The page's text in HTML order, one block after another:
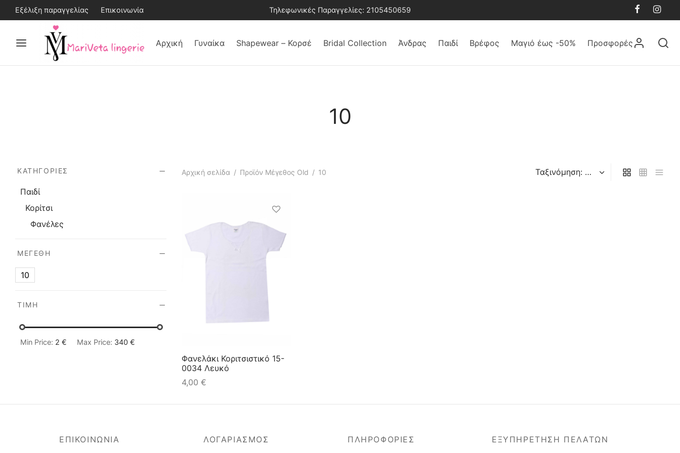
Εξέλιξη παραγγελίας Επικοινωνία Τηλεφωνικές Παραγγελίες: 2105450659
Αρχική Γυναίκα Shapewear – Κορσέ Bridal Collection Άνδρας Παιδί Βρέφος Μαγιό έως -50% Προσφορές
10
ΚΑΤΗΓΟΡΊΕΣ
Παιδί
Κορίτσι
Φανέλες
ΜΕΓΈΘΗ
10
ΤΙΜΉ
Min Price: 2 € Max Price: 340 €
Αρχική σελίδα / Προϊόν Μέγεθος Old / 10
Φανελάκι Κοριτσιστικό 15-
0034 Λευκό
4,00 €
ΕΠΙΚΟΙΝΩΝΙΑ ΛΟΓΑΡΙΑΣΜΟΣ ΠΛΗΡΟΦΟΡΙΕΣ ΕΞΥΠΗΡΕΤΗΣΗ ΠΕΛΑΤΩΝ